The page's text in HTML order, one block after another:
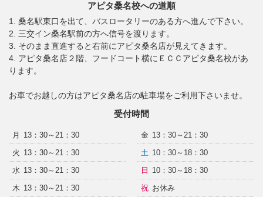
アピタ桑名校への道順
1. 桑名駅東口を出て、バスロータリーのある方へ進んで下さい。
2. 三交イン桑名駅前の方へ信号を渡ります。
3. そのまま直進すると右前にアピタ桑名店が見えてきます。
4. アピタ桑名店２階、フードコート横にＥＣＣアピタ桑名校があ
ります。
お車でお越しの方はアピタ桑名店の駐車場をご利用下さいませ。
受付時間
月
13：30～21：30
火 13：30～21：30
水 13：30～21：30
木 13：30～21：30
金 13：30～21：30
土 10：30～18：30
日
10：30～18：30
祝 お休み